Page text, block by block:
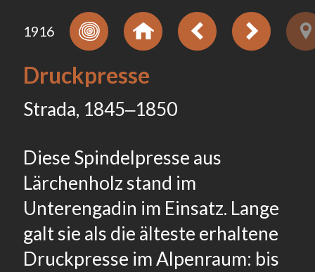
1916
Druckpresse
Strada, 1845‒1850
Diese Spindelpresse aus
Lärchenholz stand im
Unterengadin im Einsatz. Lange
galt sie als die älteste erhaltene
Druckpresse im Alpenraum: bis